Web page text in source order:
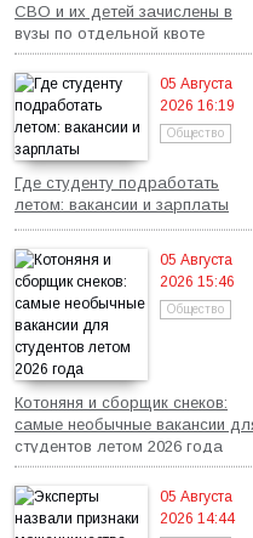
СВО и их детей зачислены в
вузы по отдельной квоте
05 Августа
2026 16:19
Общество
Где студенту подработать
летом: вакансии и зарплаты
05 Августа
2026 15:46
Общество
Котоняня и сборщик снеков:
самые необычные вакансии
студентов летом 2026 года
05 Августа
2026 14:44